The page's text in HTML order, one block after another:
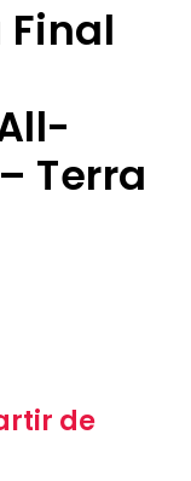
Final
Terra
de